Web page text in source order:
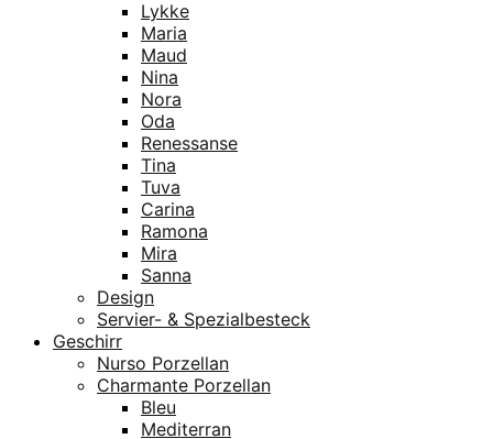
Lykke
Maria
Maud
Nina
Nora
Oda
Renessanse
Tina
Tuva
Carina
Ramona
Mira
Sanna
Design
Servier- & Spezialbesteck
Geschirr
Nurso Porzellan
Charmante Porzellan
Bleu
Mediterran